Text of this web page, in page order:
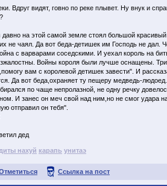
Вдруг видят, говно по реке плывет. Ну внук и
на этой самой земле стоял большой
не чаял. Да вот беда-детишек им Господь не дал.
с варварами соседскими. И уехал король на
Войны короля были лучше оснащены.
вам с королевой детишек завести". И
Да вот беда,охраняет ту пещеру медведь-
по чаще непролазной, не одну речку
И занес он меч свой над ним,но не смог удара
отправил он тебя".
дед
нахуй карапь унитаэ
Ссылка на пост